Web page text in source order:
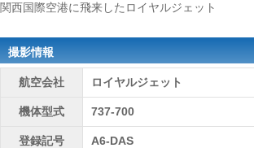
関西国際空港に飛来したロイヤルジェット
撮影情報
航空会社 ロイヤルジェット
機体型式 737-700
登録記号 A6-DAS